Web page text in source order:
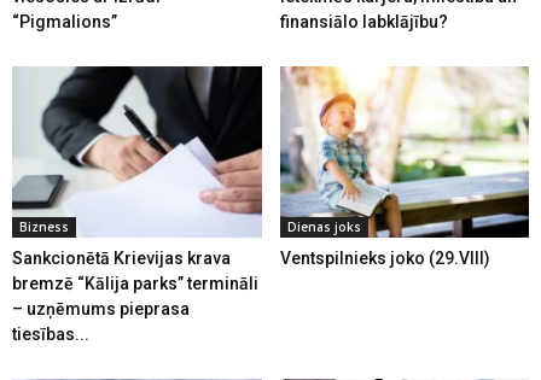
“Pigmalions”
finansiālo labklājību?
Bizness
Sankcionētā Krievijas krava
bremzē “Kālija parks” termināli
– uzņēmums pieprasa
tiesības...
Dienas joks
Ventspilnieks joko (29.VIII)